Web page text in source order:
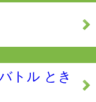
トル とき